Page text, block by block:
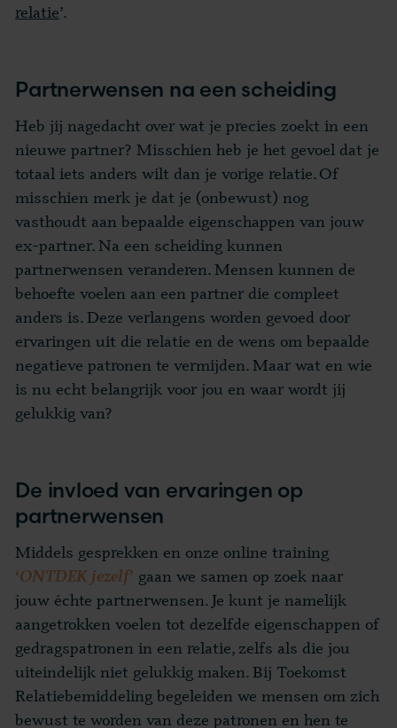
relatie’.
Partnerwensen na een scheiding
Heb jij nagedacht over wat je precies zoekt in een
nieuwe partner? Misschien heb je het gevoel dat je
totaal iets anders wilt dan je vorige relatie. Of
misschien merk je dat je (onbewust) nog
vasthoudt aan bepaalde eigenschappen van jouw
ex-partner. Na een scheiding kunnen
partnerwensen veranderen. Mensen kunnen de
behoefte voelen aan een partner die compleet
anders is. Deze verlangens worden gevoed door
ervaringen uit die relatie en de wens om bepaalde
negatieve patronen te vermijden. Maar wat en wie
is nu echt belangrijk voor jou en waar wordt jij
gelukkig van?
De invloed van ervaringen op
partnerwensen
Middels gesprekken en onze online training
‘ONTDEK jezelf’ gaan we samen op zoek naar
jouw échte partnerwensen. Je kunt je namelijk
aangetrokken voelen tot dezelfde eigenschappen of
gedragspatronen in een relatie, zelfs als die jou
uiteindelijk niet gelukkig maken. Bij Toekomst
Relatiebemiddeling begeleiden we mensen om zich
bewust te worden van deze patronen en hen te